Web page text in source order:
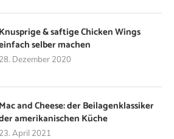
Knusprige & saftige Chicken Wings
selber machen
28. Dezember 2020
Mac and Cheese: der Beilagenklassiker
amerikanischen Küche
23. April 2021